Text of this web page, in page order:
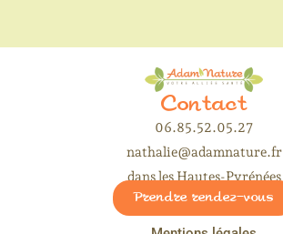
Contact
06.85.52.05.27
nathalie@adamnature.fr
dans les Hautes-Pyrénées
Prendre rendez-vous